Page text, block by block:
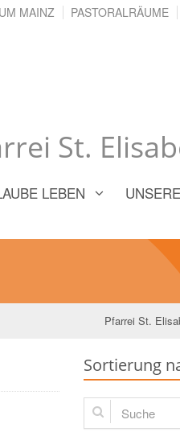
St.
MAINZ PASTORALRÄUME
LEBEN
Pfarrei St.
Sortierung
Suche